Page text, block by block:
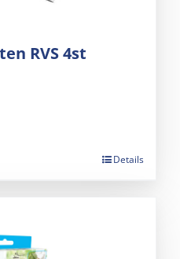
RVS 4st
Details